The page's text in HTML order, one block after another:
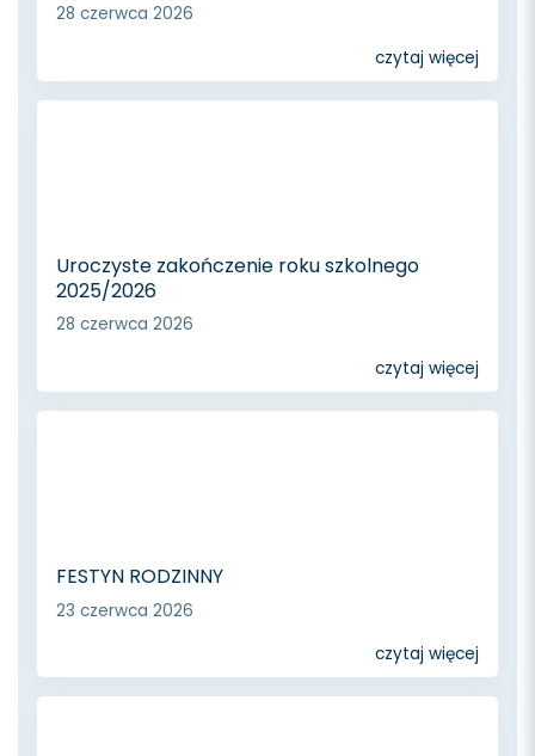
28 czerwca 2026
czytaj więcej
Uroczyste zakończenie roku szkolnego
2025/2026
28 czerwca 2026
czytaj więcej
FESTYN RODZINNY
23 czerwca 2026
czytaj więcej